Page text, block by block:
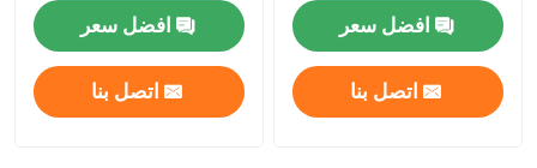
افضل سعر
اتصل بنا
افضل سعر
اتصل بنا